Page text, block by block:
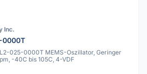
Inc.
0000T
025-0000T MEMS-Oszillator, Geringer
-40C bis 105C, 4-VDF